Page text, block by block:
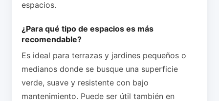
espacios.
¿Para qué tipo de espacios es más
recomendable?
Es ideal para terrazas y jardines pequeños o
medianos donde se busque una superficie
verde, suave y resistente con bajo
mantenimiento. Puede ser útil también en